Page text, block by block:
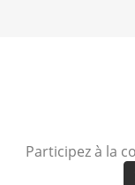
Participez à la